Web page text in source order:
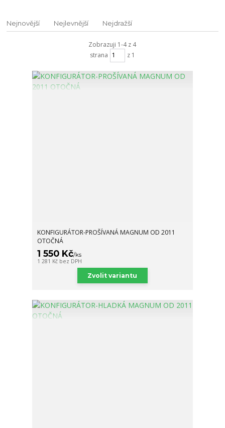
Nejnovější Nejlevnější Nejdražší
Zobrazuji 1-4 z 4
strana
z 1
KONFIGURÁTOR-PROŠÍVANÁ MAGNUM OD 2011
OTOČNÁ
1 550 Kč/ks
1 281 Kč bez DPH
Zvolit variantu